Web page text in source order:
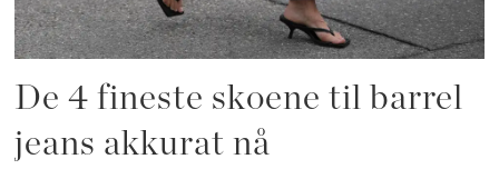
De 4 fineste skoene til barrel
jeans akkurat nå